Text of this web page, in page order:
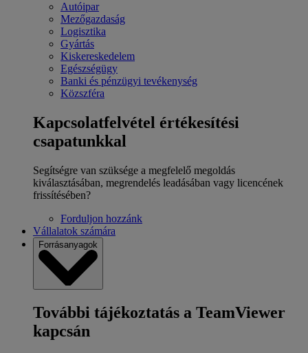
Autóipar
Mezőgazdaság
Logisztika
Gyártás
Kiskereskedelem
Egészségügy
Banki és pénzügyi tevékenység
Közszféra
Kapcsolatfelvétel értékesítési
csapatunkkal
Segítségre van szüksége a megfelelő megoldás
kiválasztásában, megrendelés leadásában vagy licencének
frissítésében?
Forduljon hozzánk
Vállalatok számára
Forrásanyagok
További tájékoztatás a TeamViewer
kapcsán